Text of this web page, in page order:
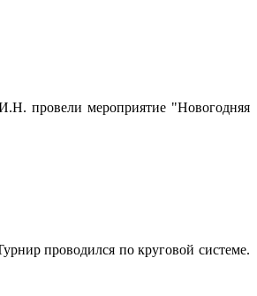
провели мероприятие "Новогодняя
проводился по круговой системе.